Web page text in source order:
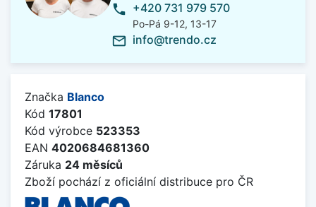
phone +420 731 979 570
Po-Pá 9-12, 13-17
mail_outline info@trendo.cz
Značka Blanco
Kód 17801
Kód výrobce 523353
EAN 4020684681360
Záruka 24 měsíců
Zboží pochází z oficiální distribuce pro ČR